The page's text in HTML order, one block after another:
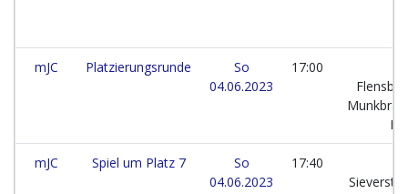
mJC Platzierungsrunde
So
04.06.2023
17:00
II
mJC Spiel um Platz 7
So
04.06.2023
17:40